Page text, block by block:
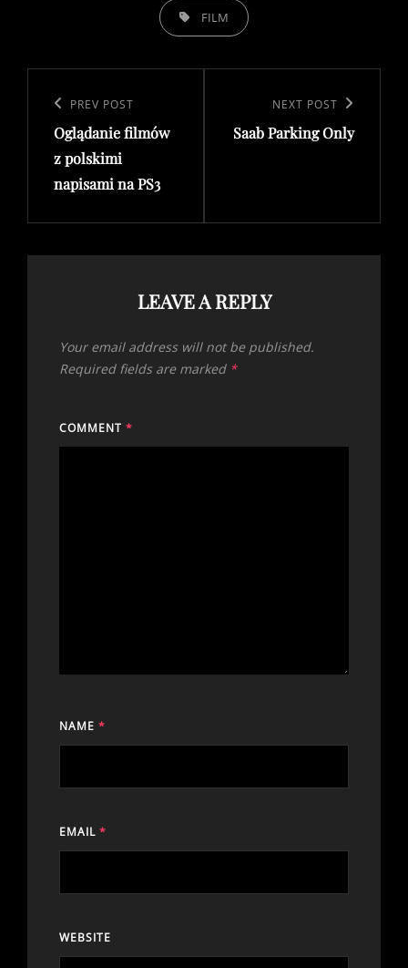
TAGS, FILM
navigation
Previous
Post
PREV POST
Oglądanie filmów
z polskimi
napisami na PS3
Post
NEXT POST
Saab Parking Only
LEAVE A REPLY
Your email address will not be published.
Required fields are marked *
COMMENT *
NAME *
EMAIL *
WEBSITE